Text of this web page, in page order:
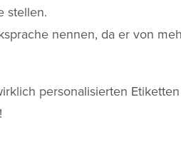
stellen.
nennen, da er von
personalisierten